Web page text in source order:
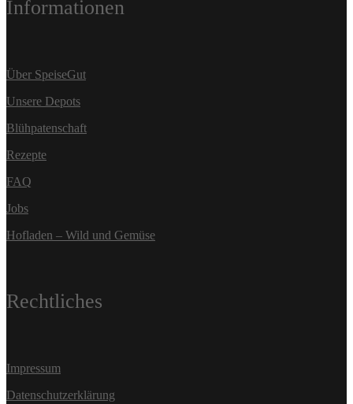
Informationen
Über SpeiseGut
Unsere Depots
Blühpatenschaft
Rezepte
FAQ
Jobs
Hofladen – Wild und Gemüse
Rechtliches
Impressum
Datenschutzerklärung